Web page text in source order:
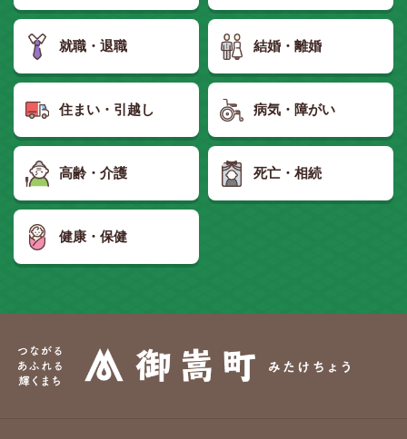
就職・退職 結婚・離婚
住まい・引越し 病気・障がい
高齢・介護 死亡・相続
健康・保健